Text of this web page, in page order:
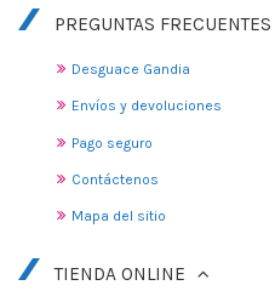
PREGUNTAS FRECUENTES
Desguace Gandia
Envíos y devoluciones
Pago seguro
Contáctenos
Mapa del sitio
TIENDA ONLINE